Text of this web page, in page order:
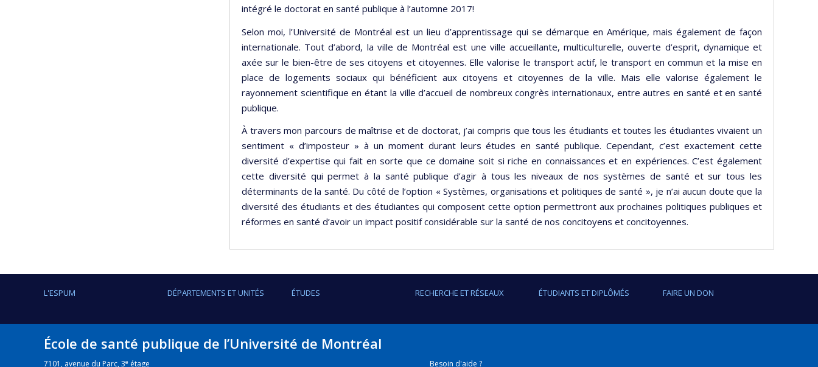
intégré le doctorat en santé publique à l’automne 2017!
Selon moi, l’Université de Montréal est un lieu d’apprentissage qui se démarque en Amérique, mais également de façon
internationale. Tout d’abord, la ville de Montréal est une ville accueillante, multiculturelle, ouverte d’esprit, dynamique et
axée sur le bien-être de ses citoyens et citoyennes. Elle valorise le transport actif, le transport en commun et la mise en
place de logements sociaux qui bénéficient aux citoyens et citoyennes de la ville. Mais elle valorise également le
rayonnement scientifique en étant la ville d’accueil de nombreux congrès internationaux, entre autres en santé et en santé
publique.
À travers mon parcours de maîtrise et de doctorat, j’ai compris que tous les étudiants et toutes les étudiantes vivaient un
sentiment « d’imposteur » à un moment durant leurs études en santé publique. Cependant, c’est exactement cette
diversité d’expertise qui fait en sorte que ce domaine soit si riche en connaissances et en expériences. C’est également
cette diversité qui permet à la santé publique d’agir à tous les niveaux de nos systèmes de santé et sur tous les
déterminants de la santé. Du côté de l’option « Systèmes, organisations et politiques de santé », je n’ai aucun doute que la
diversité des étudiants et des étudiantes qui composent cette option permettront aux prochaines politiques publiques et
réformes en santé d’avoir un impact positif considérable sur la santé de nos concitoyens et concitoyennes.
L'ESPUM DÉPARTEMENTS ET UNITÉS ÉTUDES RECHERCHE ET RÉSEAUX ÉTUDIANTS ET DIPLÔMÉS FAIRE UN DON
École de santé publique de l’Université de Montréal
7101, avenue du Parc, 3e étage Besoin d'aide ?